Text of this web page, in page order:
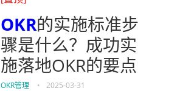
OKR的实施标准步
骤是什么？成功实
施落地OKR的要点
OKR管理 • 2025-03-31